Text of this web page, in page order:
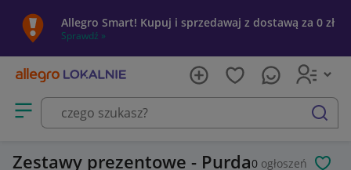
Allegro Smart! Kupuj i sprzedawaj z dostawą za 0 zł
Sprawdź »
Otwórz menu z kategoriami
szukaj
Zestawy prezentowe - Purda0 ogłoszeń